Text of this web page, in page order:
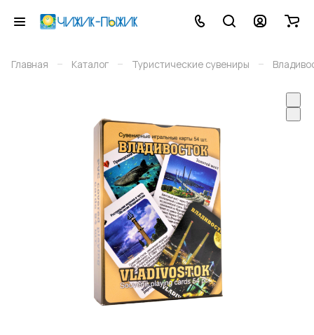
Главная – Каталог – Туристические сувениры –